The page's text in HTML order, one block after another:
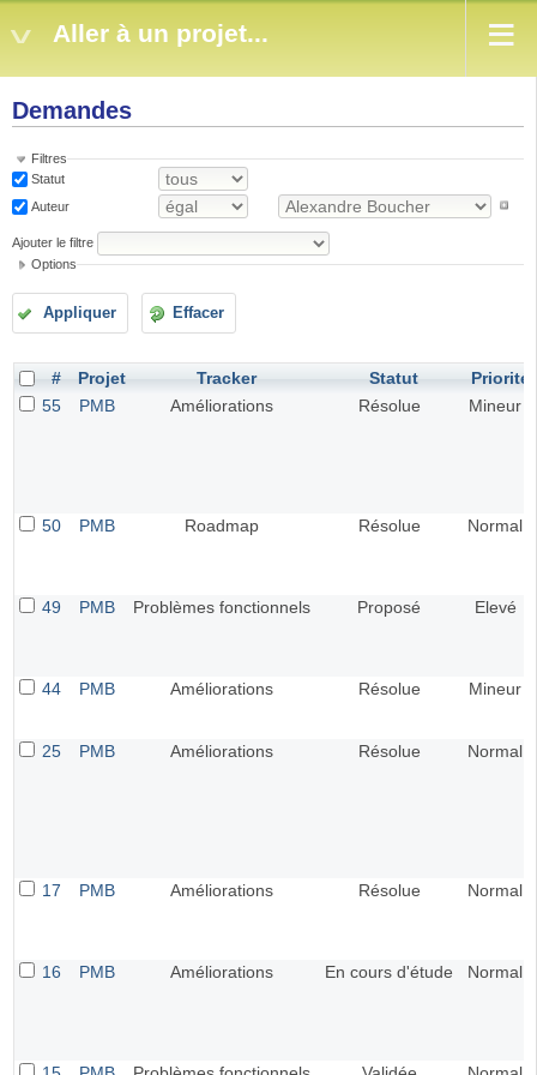
Aller à un projet...
Demandes
Filtres
Statut
Auteur
Ajouter le filtre
Options
Appliquer Effacer
# Projet Tracker Statut
Priorité
55
PMB Améliorations Résolue Mineur
50 PMB Roadmap Résolue Normal
49 PMB Problèmes fonctionnels Proposé Elevé
44 PMB Améliorations Résolue Mineur
25 PMB Améliorations Résolue Normal
17 PMB Améliorations Résolue Normal
16 PMB Améliorations En cours d'étude Normal